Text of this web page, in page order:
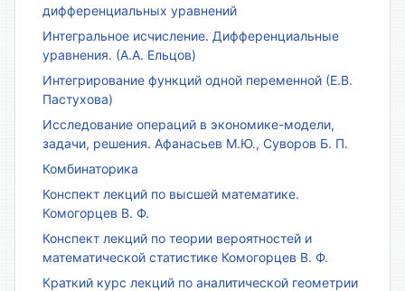
дифференциальных уравнений
Интегральное исчисление. Дифференциальные
уравнения. (А.А. Ельцов)
Интегрирование функций одной переменной (Е.В.
Пастухова)
Исследование операций в экономике-модели,
задачи, решения. Афанасьев М.Ю., Суворов Б. П.
Комбинаторика
Конспект лекций по высшей математике.
Комогорцев В. Ф.
Конспект лекций по теории вероятностей и
математической статистике Комогорцев В. Ф.
Краткий курс лекций по аналитической геометрии